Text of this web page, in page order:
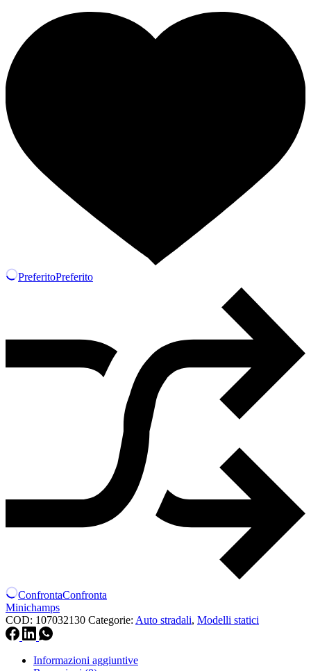
PreferitoPreferito
ConfrontaConfronta
Minichamps
COD: 107032130 Categorie: Auto stradali, Modelli statici
Informazioni aggiuntive